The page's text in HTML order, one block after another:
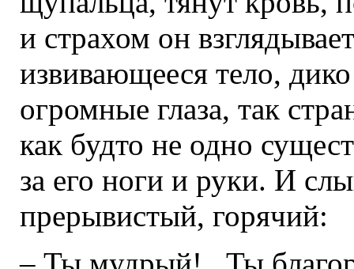
и страхом он
извивающееся тело,
огромные глаза, так
как будто не одно
за его ноги и руки. И
прерывистый, горячий: